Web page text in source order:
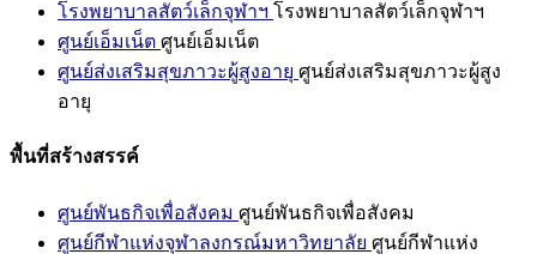
โรงพยาบาลสัตว์เล็กจุฬาฯ โรงพยาบาลสัตว์เล็กจุฬาฯ
ศูนย์เอ็มเน็ต ศูนย์เอ็มเน็ต
ศูนย์ส่งเสริมสุขภาวะผู้สูงอายุ ศูนย์ส่งเสริมสุขภาวะผู้สูง
อายุ
พื้นที่สร้างสรรค์
ศูนย์พันธกิจเพื่อสังคม ศูนย์พันธกิจเพื่อสังคม
ศูนย์กีฬาแห่งจุฬาลงกรณ์มหาวิทยาลัย ศูนย์กีฬาแห่ง